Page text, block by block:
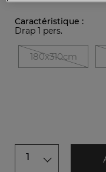
Caractéristique :
Drap 1 pers.
180x310cm
1